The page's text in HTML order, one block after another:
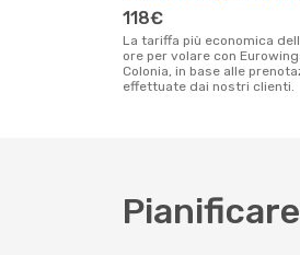
118€
La tariffa più economica delle ultime 72
ore per volare con
Colonia, in base alle
effettuate dai nostri clienti.